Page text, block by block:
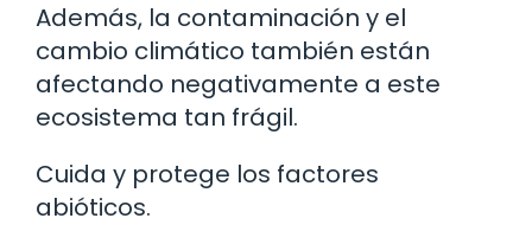
Además, la contaminación y el
cambio climático también están
afectando negativamente a este
ecosistema tan frágil.
Cuida y protege los factores
abióticos.